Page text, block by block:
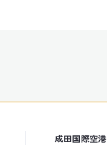
成田国際空港